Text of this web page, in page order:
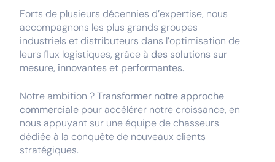
Forts de plusieurs décennies d’expertise, nous
accompagnons les plus grands groupes
industriels et distributeurs dans l’optimisation de
leurs flux logistiques, grâce à des solutions sur
mesure, innovantes et performantes.
Notre ambition ?Transformer notre approche
commerciale pour accélérer notre croissance, en
nous appuyant sur une équipe de chasseurs
dédiée à la conquête de nouveaux clients
stratégiques.